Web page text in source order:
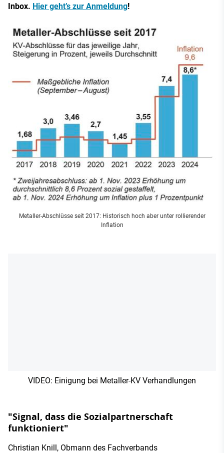
Inbox. Hier geht’s zur Anmeldung!
Metaller-Abschlüsse seit 2017: Historisch hoch aber unter rollierender
Inflation
VIDEO: Einigung bei Metaller-KV Verhandlungen
"Signal, dass die Sozialpartnerschaft
funktioniert"
Christian Knill, Obmann des Fachverbands